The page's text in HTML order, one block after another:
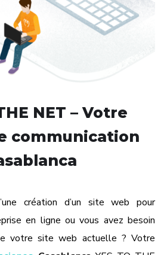
NET – Votre
communication
création d’un site web pour
en ligne ou vous avez besoin
votre site web actuelle ? Votre